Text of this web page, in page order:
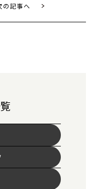
の記事へ